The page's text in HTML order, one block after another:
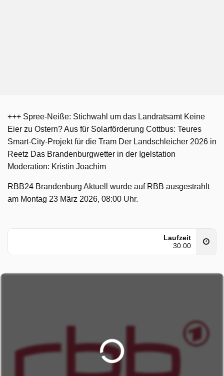
+++ Spree-Neiße: Stichwahl um das Landratsamt Keine
Eier zu Ostern? Aus für Solarförderung Cottbus: Teures
Smart-City-Projekt für die Tram Der Landschleicher 2026 in
Reetz Das Brandenburgwetter in der Igelstation
Moderation: Kristin Joachim
RBB24 Brandenburg Aktuell wurde auf RBB ausgestrahlt
am Montag 23 März 2026, 08:00 Uhr.
Laufzeit
30:00